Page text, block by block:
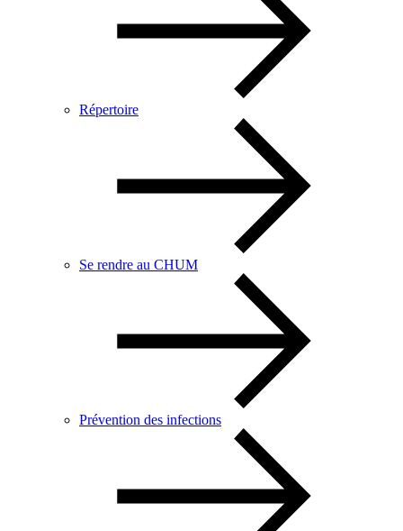
Répertoire
Se rendre au CHUM
Prévention des infections